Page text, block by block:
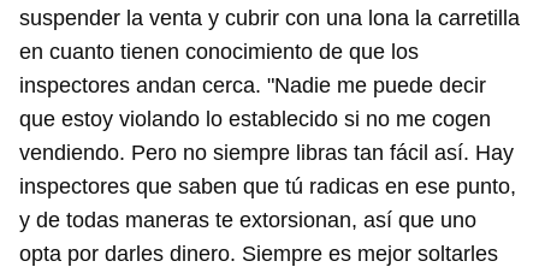
suspender la venta y cubrir con una lona la carretilla
en cuanto tienen conocimiento de que los
inspectores andan cerca. "Nadie me puede decir
que estoy violando lo establecido si no me cogen
vendiendo. Pero no siempre libras tan fácil así. Hay
inspectores que saben que tú radicas en ese punto,
y de todas maneras te extorsionan, así que uno
opta por darles dinero. Siempre es mejor soltarles